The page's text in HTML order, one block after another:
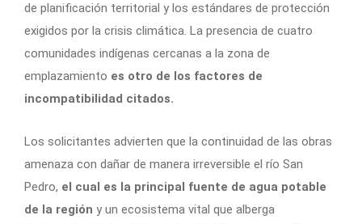
de planificación territorial y los estándares de protección
exigidos por la crisis climática. La presencia de cuatro
comunidades indígenas cercanas a la zona de
emplazamiento es otro de los factores de
incompatibilidad citados.
Los solicitantes advierten que la continuidad de las obras
amenaza con dañar de manera irreversible el río San
Pedro, el cual es la principal fuente de agua potable
de la región y un ecosistema vital que alberga